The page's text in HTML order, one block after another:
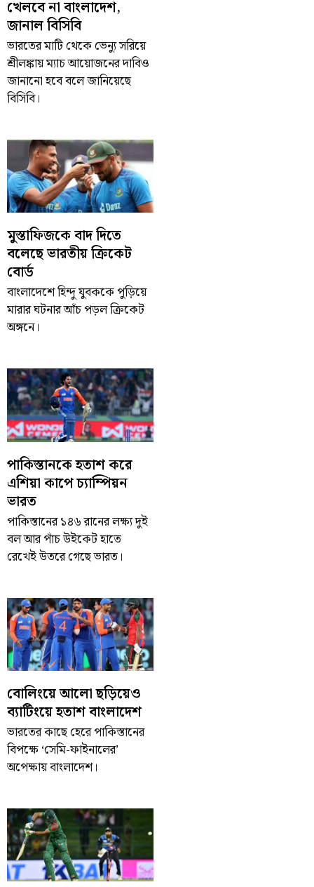
খেলবে না বাংলাদেশ,
জানাল বিসিবি
ভারতের মাটি থেকে ভেন্যু সরিয়ে
শ্রীলঙ্কায় ম্যাচ আয়োজনের দাবিও
জানানো হবে বলে জানিয়েছে
বিসিবি।
মুস্তাফিজকে বাদ দিতে
বলেছে ভারতীয় ক্রিকেট
বোর্ড
বাংলাদেশে হিন্দু যুবককে পুড়িয়ে
মারার ঘটনার আঁচ পড়ল ক্রিকেট
অঙ্গনে।
পাকিস্তানকে হতাশ করে
এশিয়া কাপে চ্যাম্পিয়ন
ভারত
পাকিস্তানের ১৪৬ রানের লক্ষ্য দুই
বল আর পাঁচ উইকেট হাতে
রেখেই উতরে গেছে ভারত।
বোলিংয়ে আলো ছড়িয়েও
ব্যাটিংয়ে হতাশ বাংলাদেশ
ভারতের কাছে হেরে পাকিস্তানের
বিপক্ষে ‘সেমি-ফাইনালের’
অপেক্ষায় বাংলাদেশ।